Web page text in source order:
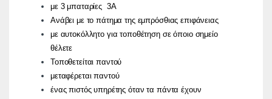
με 3 μπαταρίες 3Α
Ανάβει με το πάτημα της εμπρόσθιας επιφάνειας
με αυτοκόλλητο για τοποθέτηση σε όποιο σημείο
θέλετε
Τοποθετείται παντού
μεταφέρεται παντού
ένας πιστός υπηρέτης όταν τα πάντα έχουν